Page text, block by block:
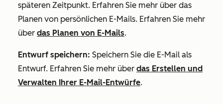
späteren Zeitpunkt. Erfahren Sie mehr über das
Planen von persönlichen E-Mails. Erfahren Sie mehr
über das Planen von E-Mails.
Entwurf speichern: Speichern Sie die E-Mail als
Entwurf. Erfahren Sie mehr über das Erstellen und
Verwalten Ihrer E-Mail-Entwürfe.